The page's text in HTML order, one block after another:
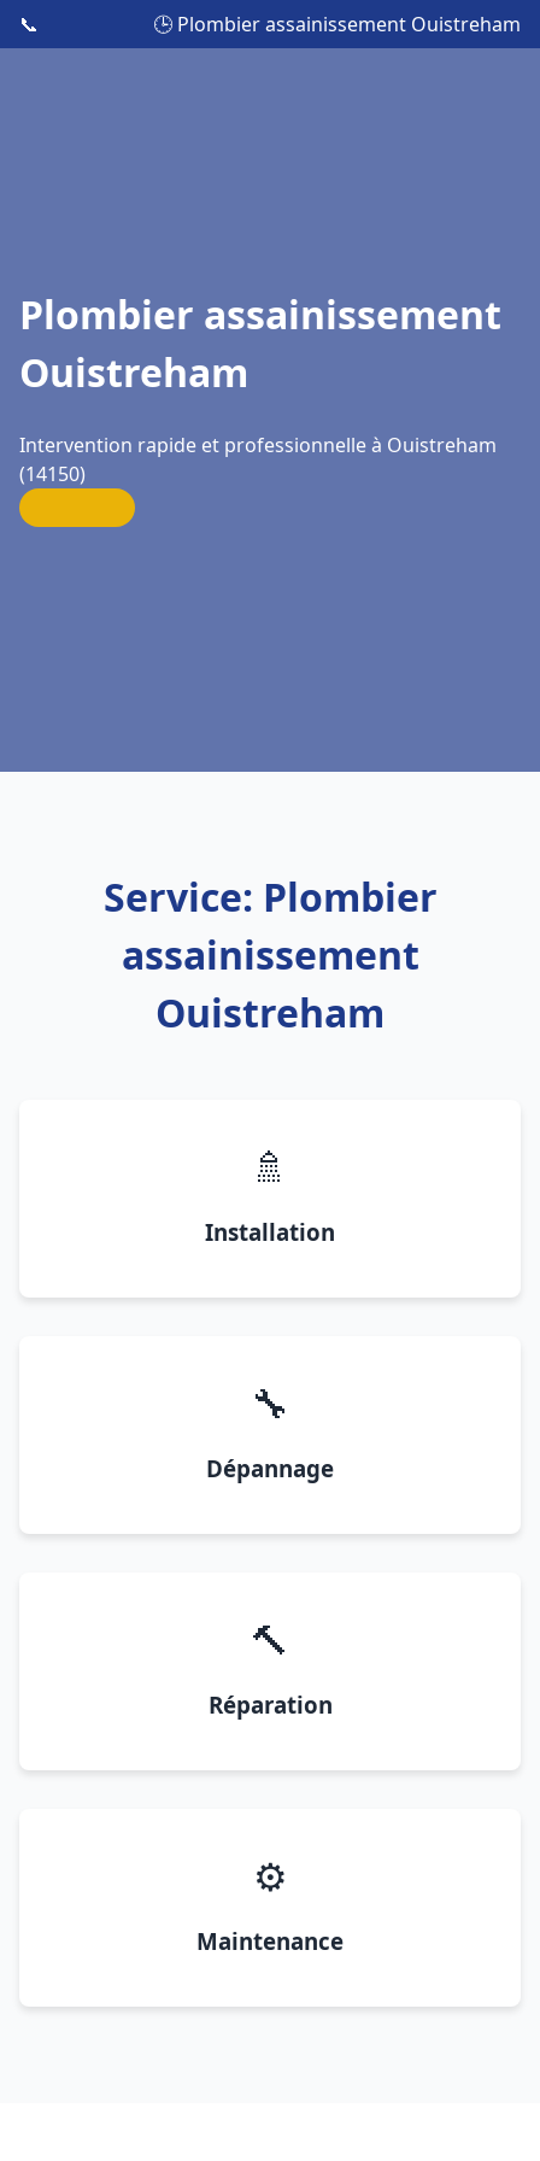
📞 🕒 Plombier assainissement Ouistreham
Plombier assainissement
Ouistreham
Intervention rapide et professionnelle à Ouistreham
(14150)
Service: Plombier
assainissement
Ouistreham
🚿
Installation
🔧
Dépannage
🔨
Réparation
⚙️
Maintenance